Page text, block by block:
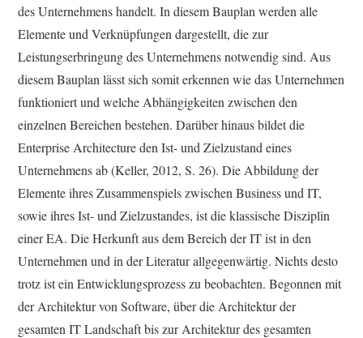
des Unternehmens handelt. In diesem Bauplan werden alle
Elemente und Verknüpfungen dargestellt, die zur
Leistungserbringung des Unternehmens notwendig sind. Aus
diesem Bauplan lässt sich somit erkennen wie das Unternehmen
funktioniert und welche Abhängigkeiten zwischen den
einzelnen Bereichen bestehen. Darüber hinaus bildet die
Enterprise Architecture den Ist- und Zielzustand eines
Unternehmens ab (Keller, 2012, S. 26). Die Abbildung der
Elemente ihres Zusammenspiels zwischen Business und IT,
sowie ihres Ist- und Zielzustandes, ist die klassische Disziplin
einer EA. Die Herkunft aus dem Bereich der IT ist in den
Unternehmen und in der Literatur allgegenwärtig. Nichts desto
trotz ist ein Entwicklungsprozess zu beobachten. Begonnen mit
der Architektur von Software, über die Architektur der
gesamten IT Landschaft bis zur Architektur des gesamten